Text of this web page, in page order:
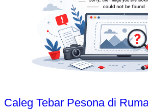
Caleg Tebar Pesona di